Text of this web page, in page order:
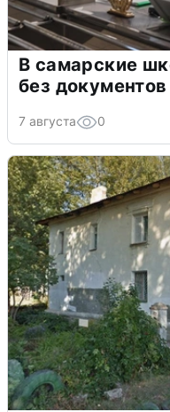
В самарские
без документов
7 августа 0